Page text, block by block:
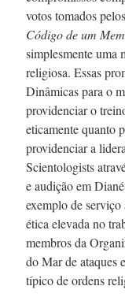
votos tomados
Código de um
simplesmente uma
religiosa. Essas
Dinâmicas para o
providenciar o
eticamente quanto
providenciar a
Scientologists
e audição em
exemplo de
ética elevada no
membros da
do Mar de ataques
típico de ordens